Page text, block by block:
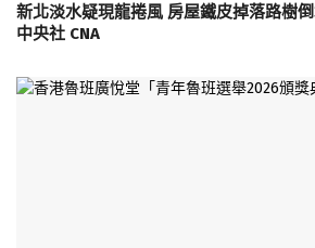
新北淡水疑現龍捲風 房屋鐵皮掉落路樹
中央社 CNA